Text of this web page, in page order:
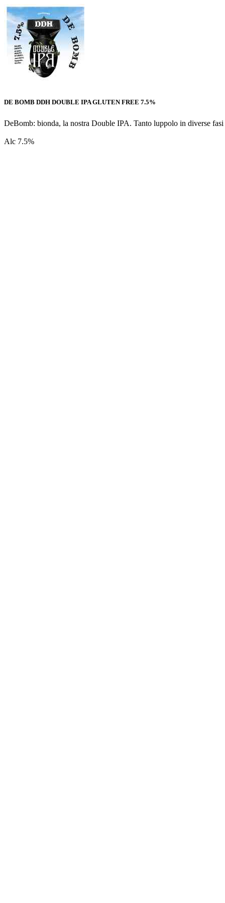
DE BOMB DDH DOUBLE IPA GLUTEN FREE 7.5%
DeBomb: bionda, la nostra Double IPA. Tanto luppolo in diverse
Alc 7.5%